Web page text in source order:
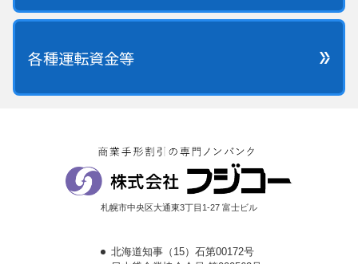
各種運転資金等
札幌市中央区大通東3丁目1-27 富士ビル
北海道知事（15）石第00172号